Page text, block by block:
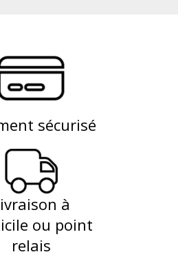
sécurisé
à
ou point
relais